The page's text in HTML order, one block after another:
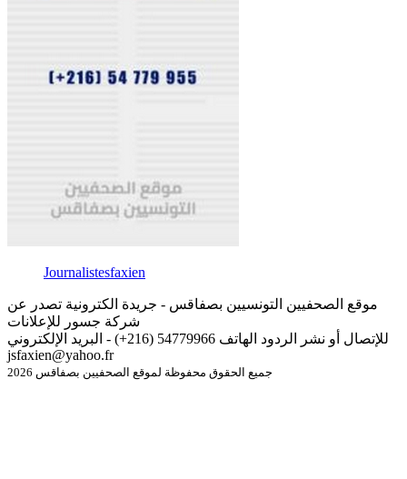
Journalistesfaxien
موقع الصحفيين التونسيين بصفاقس - جريدة الكترونية تصدر عن
شركة جسور للإعلانات
للإتصال أو نشر الردود الهاتف 54779966 (216+) - البريد الإلكتروني
jsfaxien@yahoo.fr
جميع الحقوق محفوظة لموقع الصحفيين بصفاقس 2026